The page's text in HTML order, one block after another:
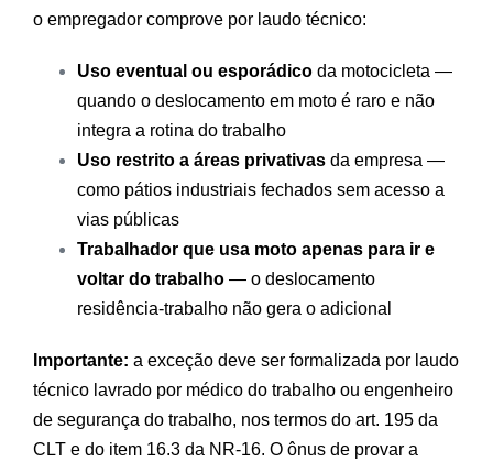
o empregador comprove por laudo técnico:
Uso eventual ou esporádico da motocicleta —
quando o deslocamento em moto é raro e não
integra a rotina do trabalho
Uso restrito a áreas privativas da empresa —
como pátios industriais fechados sem acesso a
vias públicas
Trabalhador que usa moto apenas para ir e
voltar do trabalho — o deslocamento
residência-trabalho não gera o adicional
Importante: a exceção deve ser formalizada por laudo
técnico lavrado por médico do trabalho ou engenheiro
de segurança do trabalho, nos termos do art. 195 da
CLT e do item 16.3 da NR-16. O ônus de provar a